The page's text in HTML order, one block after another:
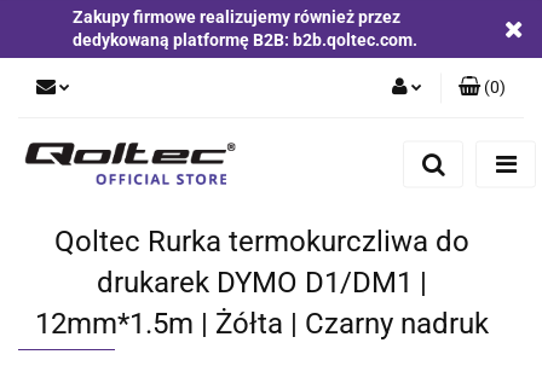
Zakupy firmowe realizujemy również przez
dedykowaną platformę B2B: b2b.qoltec.com.
Zgody cookies
(0)
Qoltec Rurka termokurczliwa do
drukarek DYMO D1/DM1 |
12mm*1.5m | Żółta | Czarny nadruk